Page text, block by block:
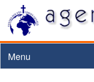
Menu